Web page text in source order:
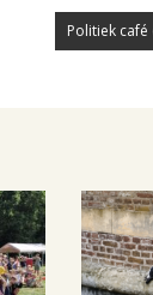
Politiek